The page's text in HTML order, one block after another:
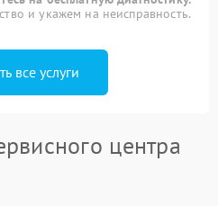
и укажем на неисправность.
все услуги
центра